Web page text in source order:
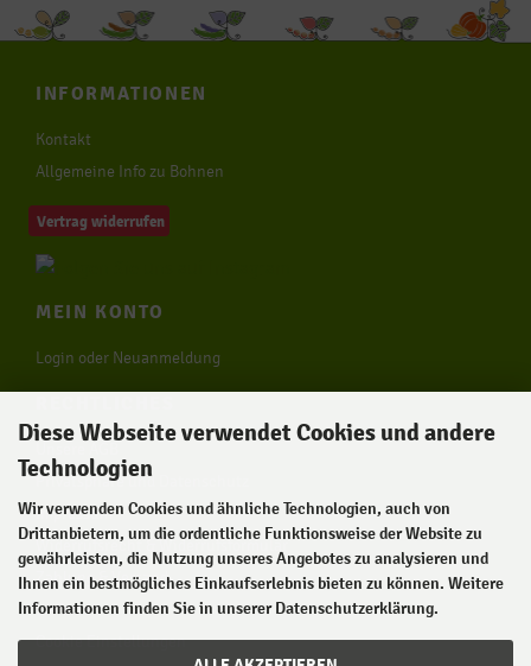
INFORMATIONEN
Kontakt
Allgemeine Info zu Bohnen
Vertrag widerrufen
MEIN KONTO
Login oder Neuanmeldung
Privatsphäre und Datenschutz
Impressum
Widerrufsrecht & Widerrufsformular
Zahlung & Versand
Lieferzeit
Cookie Einstellungen
Diese Webseite verwendet Cookies und andere
Technologien
Wir verwenden Cookies und ähnliche Technologien, auch von
Drittanbietern, um die ordentliche Funktionsweise der Website zu
gewährleisten, die Nutzung unseres Angebotes zu analysieren und
Ihnen ein bestmögliches Einkaufserlebnis bieten zu können. Weitere
Informationen finden Sie in unserer Datenschutzerklärung.